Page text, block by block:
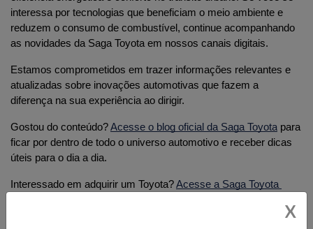
interessa por tecnologias que beneficiam o meio ambiente e
reduzem o consumo de combustível, continue acompanhando
as novidades da Saga Toyota em nossos canais digitais.
Estamos comprometidos em trazer informações relevantes e
atualizadas sobre inovações automotivas que fazem a
diferença na sua experiência ao dirigir.
Gostou do conteúdo? Acesse o blog oficial da Saga Toyota para
ficar por dentro de todo o universo automotivo e receber dicas
úteis para o dia a dia.
Interessado em adquirir um Toyota?Acesse a Saga Toyota
X